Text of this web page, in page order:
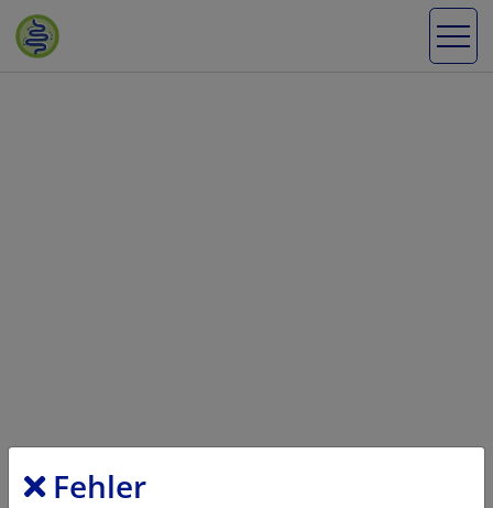
Fehler